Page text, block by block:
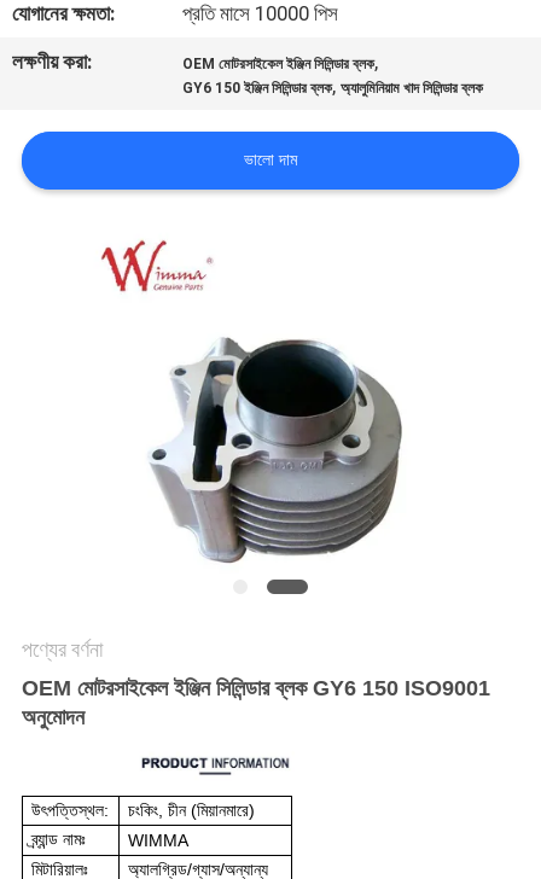
একটি
অনুরোধ
করুন
সাইটম্যাপ
যোগানের ক্ষমতা:
প্রতি মাসে 10000 পিস
লক্ষণীয় করা:
OEM মোটরসাইকেল ইঞ্জিন সিলিন্ডার ব্লক,
GY6 150 ইঞ্জিন সিলিন্ডার ব্লক,অ্যালুমিনিয়াম খাদ সিলিন্ডার ব্লক
ভালো দাম
পণ্যের বর্ণনা
OEM মোটরসাইকেল ইঞ্জিন সিলিন্ডার ব্লক GY6 150 ISO9001
অনুমোদন
উৎপত্তিস্থল:
চংকিং, চীন (মিয়ানমারে)
ব্র্যান্ড নামঃ
WIMMA
মিটারিয়ালঃ
অ্যালগ্রিড/গ্যাস/অন্যান্য